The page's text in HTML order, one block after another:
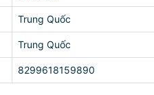
Trung Quốc
Trung Quốc
8299618159890